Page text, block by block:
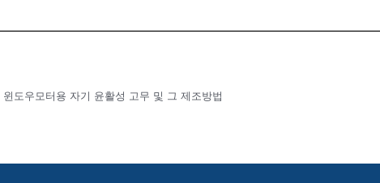
윈도우모터용 자기 윤활성 고무 및 그 제조방법